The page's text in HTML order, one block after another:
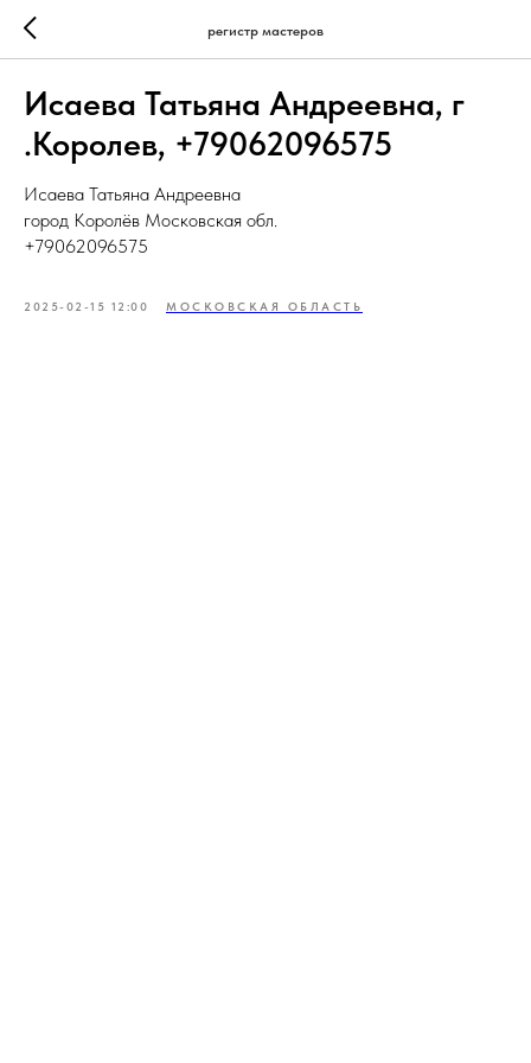
регистр мастеров
Исаева Татьяна Андреевна, г
.Королев, +79062096575
Исаева Татьяна Андреевна
город Королёв Московская обл.
+79062096575
2025-02-15 12:00 МОСКОВСКАЯ ОБЛАСТЬ